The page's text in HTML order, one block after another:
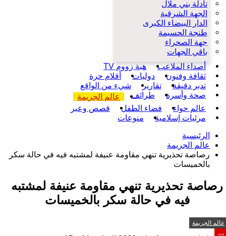
تادلة بني ملال
الجهة الشرقية
الدار البيضاء الكبرى
طنجة الحسيمة
جهة الصحراء
باقي الجهات
أصداء الملاعب
هبة زووم TV
ثقافة وفنون
دوليات
أقلام حرة
تدبر دقيقة
تقارير
شيء من الواقع
صحة وأسرة
طرائف
عالم الجريمة
عالم حواء
فضاء الطفل
قصص وعبر
مرئيات إسلامية
منوعات
الرئيسية
عالم الجريمة
رصاصة تحذيرية تنهي مقاومة عنيفة لمشتبه فيه في حالة سكر
بالخميسات
رصاصة تحذيرية تنهي مقاومة عنيفة لمشتبه
فيه في حالة سكر بالخميسات
عالم الجريمة